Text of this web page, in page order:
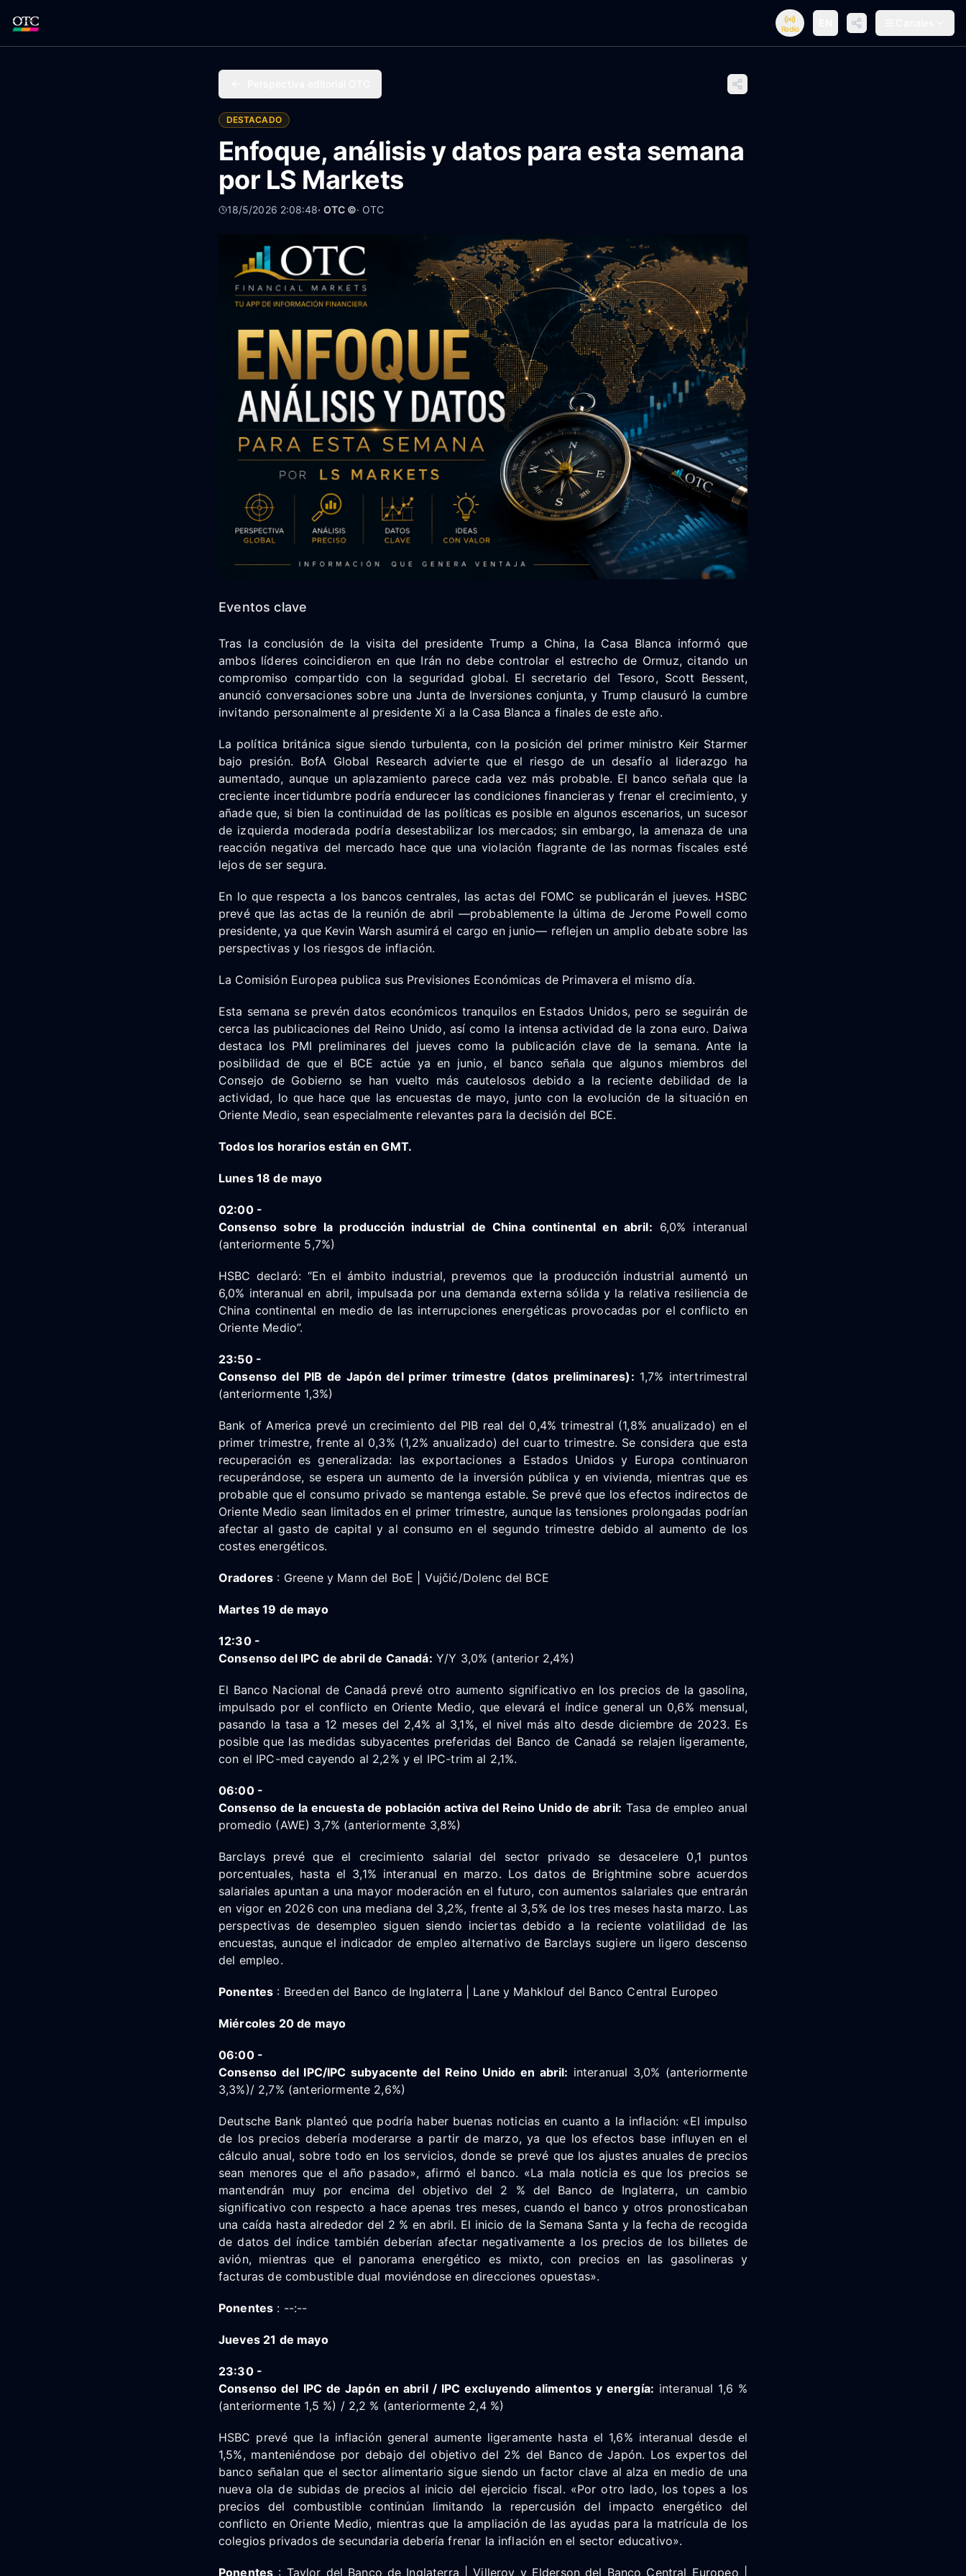
Radio
DESTACADO
Enfoque, análisis y datos para esta semana
por LS Markets
18/5/2026 2:08:48· OTC ©· OTC
Eventos clave
Tras la conclusión de la visita del presidente Trump a China, la Casa Blanca informó que
ambos líderes coincidieron en que Irán no debe controlar el estrecho de Ormuz, citando un
compromiso compartido con la seguridad global. El secretario del Tesoro, Scott Bessent,
anunció conversaciones sobre una Junta de Inversiones conjunta, y Trump clausuró la cumbre
invitando personalmente al presidente Xi a la Casa Blanca a finales de este año.
La política británica sigue siendo turbulenta, con la posición del primer ministro Keir Starmer
bajo presión. BofA Global Research advierte que el riesgo de un desafío al liderazgo ha
aumentado, aunque un aplazamiento parece cada vez más probable. El banco señala que la
creciente incertidumbre podría endurecer las condiciones financieras y frenar el crecimiento, y
añade que, si bien la continuidad de las políticas es posible en algunos escenarios, un sucesor
de izquierda moderada podría desestabilizar los mercados; sin embargo, la amenaza de una
reacción negativa del mercado hace que una violación flagrante de las normas fiscales esté
lejos de ser segura.
En lo que respecta a los bancos centrales, las actas del FOMC se publicarán el jueves. HSBC
prevé que las actas de la reunión de abril —probablemente la última de Jerome Powell como
presidente, ya que Kevin Warsh asumirá el cargo en junio— reflejen un amplio debate sobre las
perspectivas y los riesgos de inflación.
La Comisión Europea publica sus Previsiones Económicas de Primavera el mismo día.
Esta semana se prevén datos económicos tranquilos en Estados Unidos, pero se seguirán de
cerca las publicaciones del Reino Unido, así como la intensa actividad de la zona euro. Daiwa
destaca los PMI preliminares del jueves como la publicación clave de la semana. Ante la
posibilidad de que el BCE actúe ya en junio, el banco señala que algunos miembros del
Consejo de Gobierno se han vuelto más cautelosos debido a la reciente debilidad de la
actividad, lo que hace que las encuestas de mayo, junto con la evolución de la situación en
Oriente Medio, sean especialmente relevantes para la decisión del BCE.
Todos los horarios están en GMT.
Lunes 18 de mayo
02:00 -
Consenso sobre la producción industrial de China continental en abril: 6,0% interanual
(anteriormente 5,7%)
HSBC declaró: “En el ámbito industrial, prevemos que la producción industrial aumentó un
6,0% interanual en abril, impulsada por una demanda externa sólida y la relativa resiliencia de
China continental en medio de las interrupciones energéticas provocadas por el conflicto en
Oriente Medio”.
23:50 -
Consenso del PIB de Japón del primer trimestre (datos preliminares): 1,7% intertrimestral
(anteriormente 1,3%)
Bank of America prevé un crecimiento del PIB real del 0,4% trimestral (1,8% anualizado) en el
primer trimestre, frente al 0,3% (1,2% anualizado) del cuarto trimestre. Se considera que esta
recuperación es generalizada: las exportaciones a Estados Unidos y Europa continuaron
recuperándose, se espera un aumento de la inversión pública y en vivienda, mientras que es
probable que el consumo privado se mantenga estable. Se prevé que los efectos indirectos de
Oriente Medio sean limitados en el primer trimestre, aunque las tensiones prolongadas podrían
afectar al gasto de capital y al consumo en el segundo trimestre debido al aumento de los
costes energéticos.
Oradores : Greene y Mann del BoE | Vujčić/Dolenc del BCE
Martes 19 de mayo
12:30 -
Consenso del IPC de abril de Canadá: Y/Y 3,0% (anterior 2,4%)
El Banco Nacional de Canadá prevé otro aumento significativo en los precios de la gasolina,
impulsado por el conflicto en Oriente Medio, que elevará el índice general un 0,6% mensual,
pasando la tasa a 12 meses del 2,4% al 3,1%, el nivel más alto desde diciembre de 2023. Es
posible que las medidas subyacentes preferidas del Banco de Canadá se relajen ligeramente,
con el IPC-med cayendo al 2,2% y el IPC-trim al 2,1%.
06:00 -
Consenso de la encuesta de población activa del Reino Unido de abril: Tasa de empleo anual
promedio (AWE) 3,7% (anteriormente 3,8%)
Barclays prevé que el crecimiento salarial del sector privado se desacelere 0,1 puntos
porcentuales, hasta el 3,1% interanual en marzo. Los datos de Brightmine sobre acuerdos
salariales apuntan a una mayor moderación en el futuro, con aumentos salariales que entrarán
en vigor en 2026 con una mediana del 3,2%, frente al 3,5% de los tres meses hasta marzo. Las
perspectivas de desempleo siguen siendo inciertas debido a la reciente volatilidad de las
encuestas, aunque el indicador de empleo alternativo de Barclays sugiere un ligero descenso
del empleo.
Ponentes : Breeden del Banco de Inglaterra | Lane y Mahklouf del Banco Central Europeo
Miércoles 20 de mayo
06:00 -
Consenso del IPC/IPC subyacente del Reino Unido en abril: interanual 3,0% (anteriormente
3,3%)/ 2,7% (anteriormente 2,6%)
Deutsche Bank planteó que podría haber buenas noticias en cuanto a la inflación: «El impulso
de los precios debería moderarse a partir de marzo, ya que los efectos base influyen en el
cálculo anual, sobre todo en los servicios, donde se prevé que los ajustes anuales de precios
sean menores que el año pasado», afirmó el banco. «La mala noticia es que los precios se
mantendrán muy por encima del objetivo del 2 % del Banco de Inglaterra, un cambio
significativo con respecto a hace apenas tres meses, cuando el banco y otros pronosticaban
una caída hasta alrededor del 2 % en abril. El inicio de la Semana Santa y la fecha de recogida
de datos del índice también deberían afectar negativamente a los precios de los billetes de
avión, mientras que el panorama energético es mixto, con precios en las gasolineras y
facturas de combustible dual moviéndose en direcciones opuestas».
Ponentes : --:--
Jueves 21 de mayo
23:30 -
Consenso del IPC de Japón en abril / IPC excluyendo alimentos y energía: interanual 1,6 %
(anteriormente 1,5 %) / 2,2 % (anteriormente 2,4 %)
HSBC prevé que la inflación general aumente ligeramente hasta el 1,6% interanual desde el
1,5%, manteniéndose por debajo del objetivo del 2% del Banco de Japón. Los expertos del
banco señalan que el sector alimentario sigue siendo un factor clave al alza en medio de una
nueva ola de subidas de precios al inicio del ejercicio fiscal. «Por otro lado, los topes a los
precios del combustible continúan limitando la repercusión del impacto energético del
conflicto en Oriente Medio, mientras que la ampliación de las ayudas para la matrícula de los
colegios privados de secundaria debería frenar la inflación en el sector educativo».
Ponentes : Taylor del Banco de Inglaterra | Villeroy y Elderson del Banco Central Europeo |